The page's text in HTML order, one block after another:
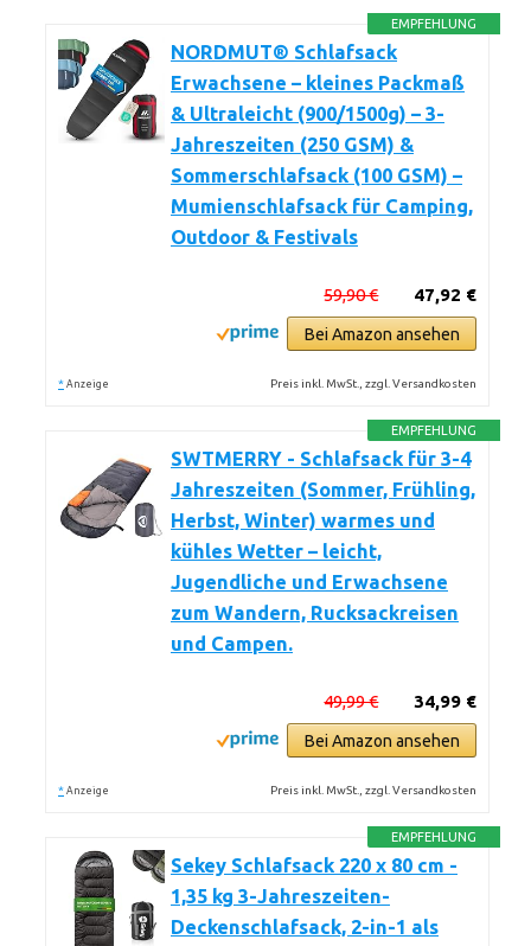
EMPFEHLUNG
NORDMUT® Schlafsack
Erwachsene – kleines Packmaß
& Ultraleicht (900/1500g) – 3-
Jahreszeiten (250 GSM) &
Sommerschlafsack (100 GSM) –
Mumienschlafsack für Camping,
Outdoor & Festivals
47,92 €
59,90 €
Bei Amazon ansehen
* Anzeige Preis inkl. MwSt., zzgl. Versandkosten
EMPFEHLUNG
SWTMERRY - Schlafsack für 3-4
Jahreszeiten (Sommer, Frühling,
Herbst, Winter) warmes und
kühles Wetter – leicht,
Jugendliche und Erwachsene
zum Wandern, Rucksackreisen
und Campen.
34,99 €
49,99 €
Bei Amazon ansehen
* Anzeige Preis inkl. MwSt., zzgl. Versandkosten
EMPFEHLUNG
Sekey Schlafsack 220 x 80 cm -
1,35 kg 3-Jahreszeiten-
Deckenschlafsack, 2-in-1 als